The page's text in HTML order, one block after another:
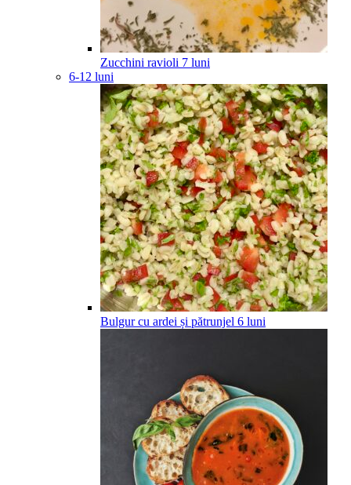
Zucchini ravioli 7 luni
6-12 luni
Bulgur cu ardei și pătrunjel 6 luni